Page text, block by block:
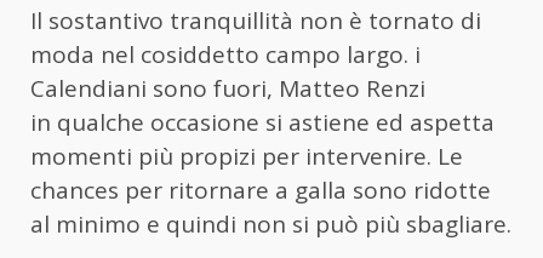
Il sostantivo tranquillità non è tornato di
moda nel cosiddetto campo largo. i
Calendiani sono fuori, Matteo Renzi
in qualche occasione si astiene ed aspetta
momenti più propizi per intervenire. Le
chances per ritornare a galla sono ridotte
al minimo e quindi non si può più sbagliare.